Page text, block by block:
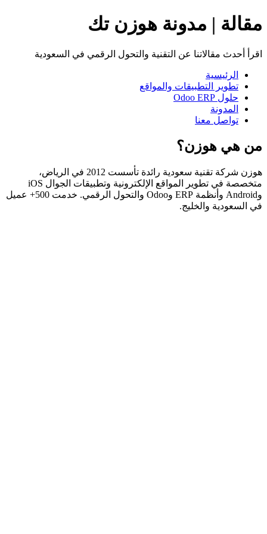
مقالة | مدونة هوزن تك
اقرأ أحدث مقالاتنا عن التقنية والتحول الرقمي في السعودية
الرئيسية
تطوير التطبيقات والمواقع
حلول Odoo ERP
المدونة
تواصل معنا
من هي هوزن؟
هوزن شركة تقنية سعودية رائدة تأسست 2012 في الرياض،
متخصصة في تطوير المواقع الإلكترونية وتطبيقات الجوال iOS
وAndroid وأنظمة ERP وOdoo والتحول الرقمي. خدمت 500+ عميل
في السعودية والخليج.